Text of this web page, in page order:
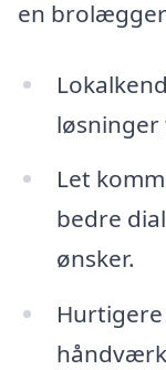
en
Let
bedre
ønsker.